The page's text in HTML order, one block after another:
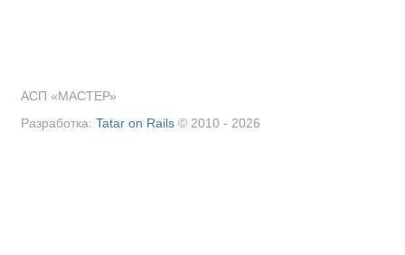
АСП «МАСТЕР»
Разработка: Tatar on Rails © 2010 - 2026